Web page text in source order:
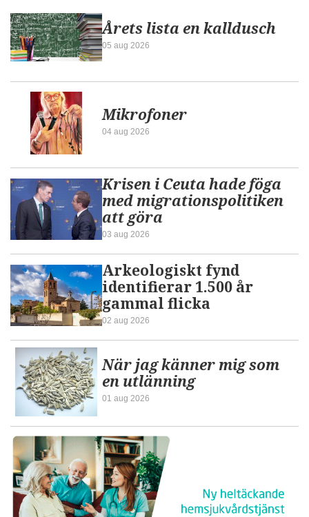
Årets lista en kalldusch
05 aug 2026
Mikrofoner
04 aug 2026
Krisen i Ceuta hade föga
med migrationspolitiken
att göra
03 aug 2026
Arkeologiskt fynd
identifierar 1.500 år
gammal flicka
02 aug 2026
När jag känner mig som
en utlänning
01 aug 2026